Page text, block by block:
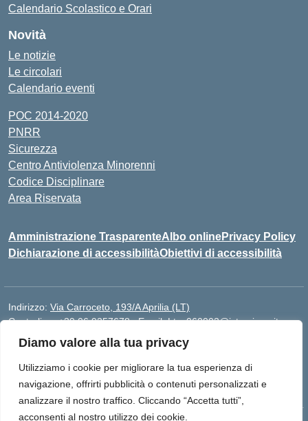
Diamo valore alla tua privacy
Utilizziamo i cookie per migliorare la tua esperienza di
navigazione, offrirti pubblicità o contenuti personalizzati e
analizzare il nostro traffico. Cliccando “Accetta tutti”,
acconsenti al nostro utilizzo dei cookie.
Calendario Scolastico e Orari
Novità
Le notizie
Le circolari
Calendario eventi
POC 2014-2020
PNRR
Sicurezza
Centro Antiviolenza Minorenni
Codice Disciplinare
Area Riservata
Amministrazione TrasparenteAlbo onlinePrivacy Policy
Dichiarazione di accessibilitàObiettivi di accessibilità
Indirizzo: Via Carroceto, 193/A Aprilia (LT)
Centralino:+39 06 9257678 Email:Ltps060002@istruzione.it
Posta elettronica certificata (PEC):Ltps060002@pec.istruzione.it
Codice meccanografico:
LTPS060002